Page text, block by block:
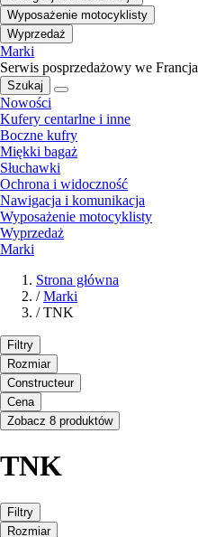
Wyposażenie motocyklisty
Wyprzedaż
Marki
Serwis posprzedażowy we Francja
Szukaj
Nowości
Kufery centarlne i inne
Boczne kufry
Miękki bagaż
Słuchawki
Ochrona i widoczność
Nawigacja i komunikacja
Wyposażenie motocyklisty
Wyprzedaż
Marki
Strona główna
/ Marki
/ TNK
Filtry
Rozmiar
Constructeur
Cena
Zobacz 8 produktów
TNK
Filtry
Rozmiar